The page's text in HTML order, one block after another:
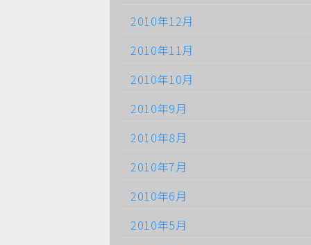
2010年12月
2010年11月
2010年10月
2010年9月
2010年8月
2010年7月
2010年6月
2010年5月